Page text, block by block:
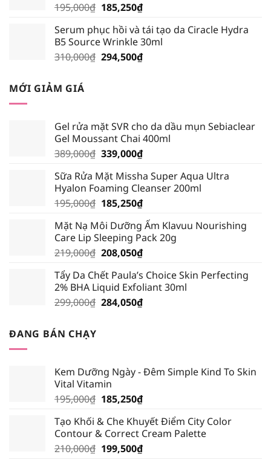
195,000₫ Giá
là:
195,000₫.
185,250₫Giá
tại
là:
185,250₫.
Serum phục hồi và tái tạo da Ciracle Hydra
B5 Source Wrinkle 30ml
310,000₫ Giá
294,500₫Giá
MỚI GIẢM GIÁ
Gel rửa mặt SVR cho da dầu mụn Sebiaclear
Gel Moussant Chai 400ml
389,000₫ Giá
là:
389,000₫.
339,000₫Giá
tại
là:
339,000₫.
Sữa Rửa Mặt Missha Super Aqua Ultra
Hyalon Foaming Cleanser 200ml
195,000₫ Giá
là:
195,000₫.
185,250₫Giá
tại
là:
185,250₫.
Mặt Nạ Môi Dưỡng Ẩm Klavuu Nourishing
Care Lip Sleeping Pack 20g
219,000₫ Giá
là:
219,000₫.
208,050₫Giá
tại
là:
208,050₫.
Tẩy Da Chết Paula’s Choice Skin Perfecting
2% BHA Liquid Exfoliant 30ml
299,000₫ Giá
284,050₫Giá
ĐANG BÁN CHẠY
Kem Dưỡng Ngày - Đêm Simple Kind To Skin
Vital Vitamin
195,000₫ Giá
là:
195,000₫.
185,250₫Giá
tại
là:
185,250₫.
Tạo Khối & Che Khuyết Điểm City Color
Contour & Correct Cream Palette
210,000₫ Giá
199,500₫Giá